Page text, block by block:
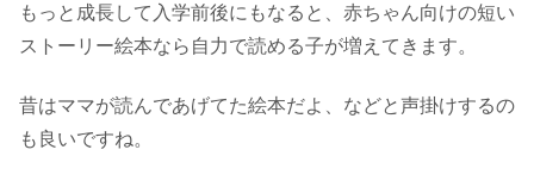
もっと成長して入学前後にもなると、赤ちゃん向けの短い
ストーリー絵本なら自力で読める子が増えてきます。
昔はママが読んであげてた絵本だよ、などと声掛けするの
も良いですね。